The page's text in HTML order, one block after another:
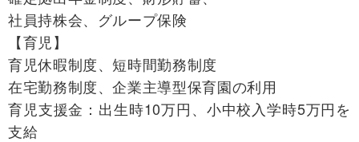
社員持株会、グループ保険
【育児】
育児休暇制度、短時間勤務制度
在宅勤務制度、企業主導型保育園の利用
育児支援金：出生時10万円、小中校入学時5万円を
支給